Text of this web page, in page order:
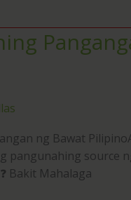
ng Bawat
pangunahing source
Bakit Mahalaga